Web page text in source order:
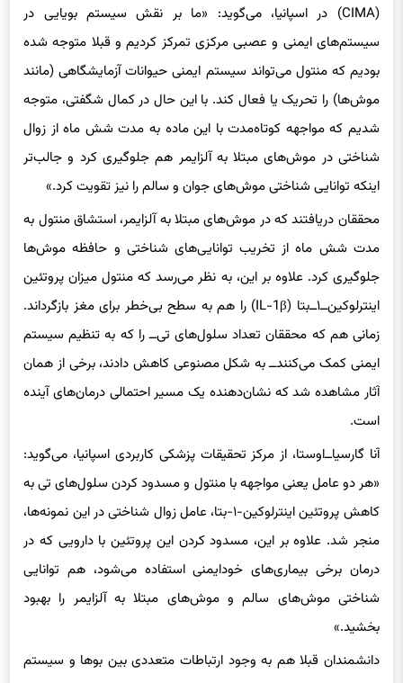
(CIMA) در اسپانیا، می‌‌گوید: «ما بر نقش سیستم بویایی در
سیستم‌های ایمنی و عصبی مرکزی تمرکز کردیم و قبلا متوجه شده‌
بودیم که منتول می‌تواند سیستم ایمنی حیوانات آزمایشگاهی (مانند
موش‌ها) را تحریک یا فعال کند. با این حال در کمال شگفتی، متوجه
شدیم که مواجهه کوتاه‌مدت با این ماده به مدت شش ماه از زوال
شناختی در موش‌های مبتلا به آلزایمر هم جلوگیری کرد و جالب‌تر
اینکه توانایی شناختی موش‌های جوان و سالم را نیز تقویت کرد.»
محققان دریافتند که در موش‌های مبتلا به آلزایمر، استشاق منتول به
مدت شش ماه از تخریب توانایی‌های شناختی و حافظه موش‌ها
جلوگیری کرد. علاوه بر این، به نظر می‌رسد که منتول میزان پروتئین
اینترلوکین‌ــ‌۱ــ‌بتا (IL-1β) را هم به سطح بی‌خطر برای مغز بازگرداند.
زمانی هم که محققان تعداد سلول‌‌های تی‌ــ را که به تنظیم سیستم
ایمنی کمک می‌کنند‌ــ به شکل مصنوعی کاهش دادند، برخی از همان
آثار مشاهده شد که نشان‌دهنده یک مسیر احتمالی درمان‌های آینده
است.
آنا گارسیا‌ــ‌اوستا، از مرکز تحقیقات پزشکی کاربردی اسپانیا، می‌گوید:
«هر دو عامل یعنی مواجهه با منتول و مسدود کردن سلول‌های تی به
کاهش پروتئین اینترلوکین-۱-بتا، عامل زوال شناختی در این نمونه‌ها،
منجر شد. علاوه بر این، مسدود کردن این پروتئین با دارویی که در
درمان برخی بیماری‌های خودایمنی استفاده می‌شود، هم توانایی
شناختی موش‌های سالم و موش‌های مبتلا به آلزایمر را بهبود
بخشید.»
دانشمندان قبلا هم به وجود ارتباطات متعددی بین بوها و سیستم‌